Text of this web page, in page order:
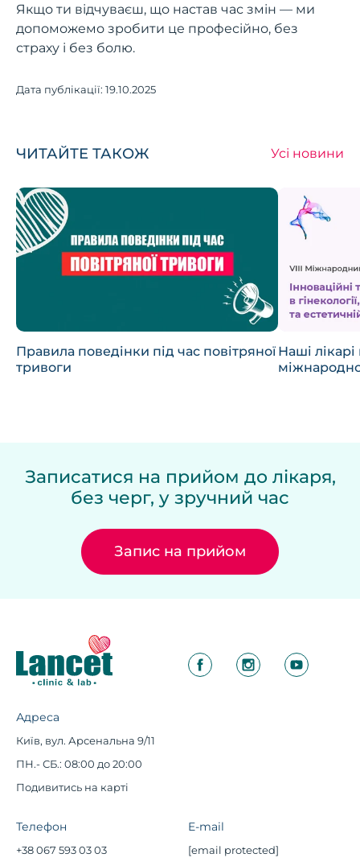
Якщо ти відчуваєш, що настав час змін — ми
допоможемо зробити це професійно, без
страху і без болю.
Дата публікації: 19.10.2025
ЧИТАЙТЕ ТАКОЖ Усі новини
Правила поведінки під час повітряної
тривоги
Наші
Записатися на прийом до лікаря,
без черг, у зручний час
Запис на прийом
Адреса
Київ, вул. Арсенальна 9/11
ПН.- СБ.: 08:00 до 20:00
Подивитись на карті
Телефон
+38 067 593 03 03
E-mail
[email protected]